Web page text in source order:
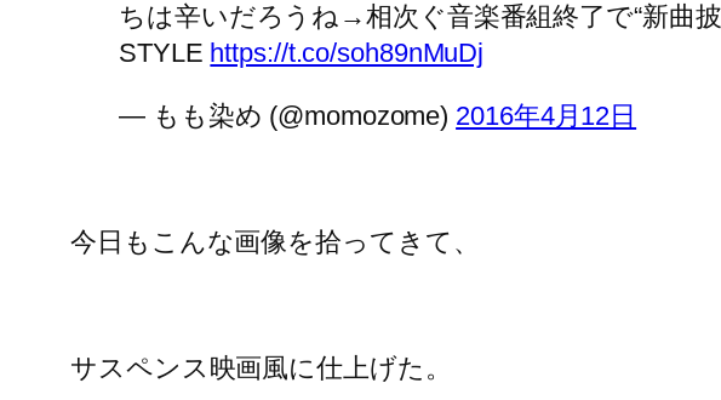
ちは辛いだろうね→相次ぐ音楽番組終了で“新曲
STYLE https://t.co/soh89nMuDj
— もも染め (@momozome) 2016年4月12日
今日もこんな画像を拾ってきて、
サスペンス映画風に仕上げた。